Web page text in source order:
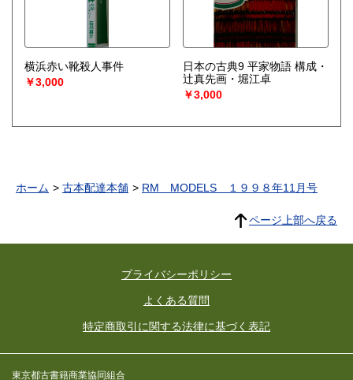
横浜赤い靴殺人事件
￥3,000
日本の古典9 平家物語 構成・
辻真先画・堀江卓
￥3,000
ホーム 古本配達本舗 RM MODELS １９９８年11月号
ページ上部へ戻る
プライバシーポリシー
よくある質問
特定商取引に関する法律に基づく表記
東京都古書籍商業協同組合